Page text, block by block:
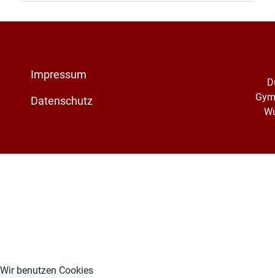
Impressum
Datenschutz
Wir benutzen Cookies